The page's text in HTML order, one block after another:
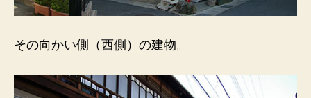
その向かい側（西側）の建物。